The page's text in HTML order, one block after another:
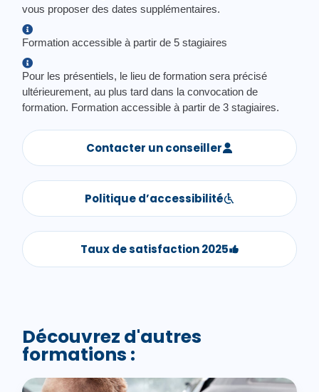
vous proposer des dates supplémentaires.
Formation accessible à partir de 5 stagiaires
Pour les présentiels, le lieu de formation sera précisé
ultérieurement, au plus tard dans la convocation de
formation. Formation accessible à partir de 3 stagiaires.
Contacter un conseiller
Politique d’accessibilité
Taux de satisfaction 2025
Découvrez d'autres
formations :